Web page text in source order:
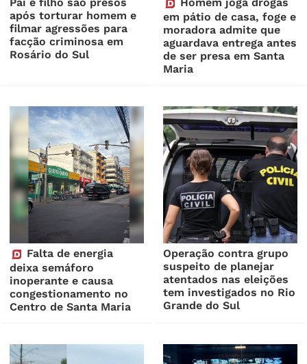
após torturar homem e
filmar agressões para
facção criminosa em
Rosário do Sul
em pátio de casa, foge e
moradora admite que
aguardava entrega antes
de ser presa em Santa
Maria
Falta de energia
deixa semáforo
inoperante e causa
congestionamento no
Centro de Santa Maria
Operação contra grupo
suspeito de planejar
atentados nas eleições
tem investigados no Rio
Grande do Sul